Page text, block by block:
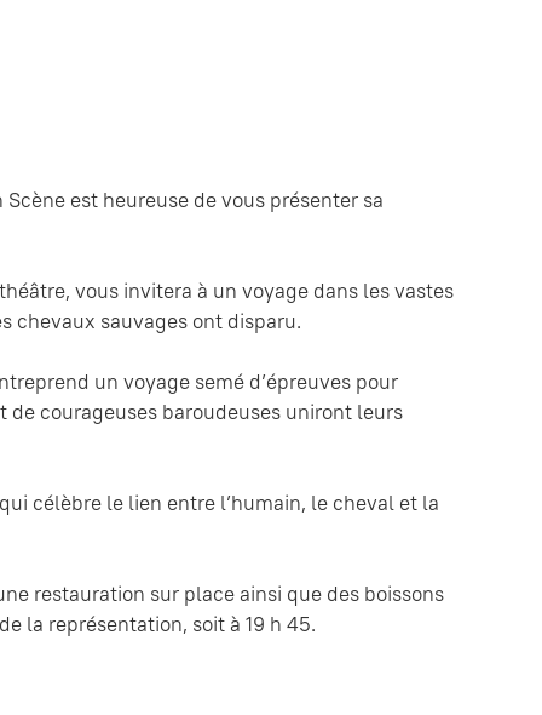
est heureuse de vous présenter sa
vous invitera à un voyage dans les vastes
chevaux sauvages ont disparu.
un voyage semé d’épreuves pour
courageuses baroudeuses uniront leurs
célèbre le lien entre l’humain, le cheval et la
restauration sur place ainsi que des boissons
la représentation, soit à 19 h 45.